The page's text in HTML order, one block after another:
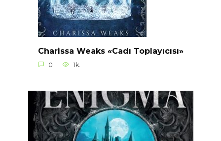
Charissa Weaks «Cadı Toplayıcısı»
0 1k.